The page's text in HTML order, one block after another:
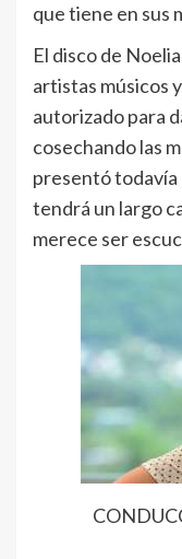
que tiene en sus
El disco de
artistas músicos
autorizado para
cosechando las
presentó todavía
tendrá un largo
merece ser